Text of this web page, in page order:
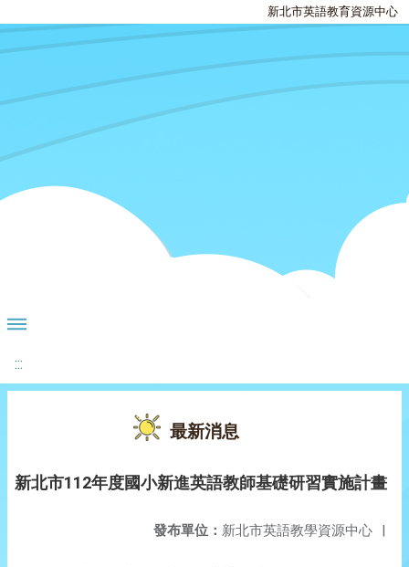
新北市英語教育資源中心
:::
最新消息
新北市112年度國小新進英語教師基礎研習實施計畫
發布單位： 新北市英語教學資源中心 |